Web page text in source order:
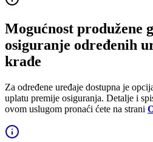
Mogućnost produžene
osiguranje određenih
krađe
Za određene uređaje dostupna je
uplatu premije osiguranja. Detalje i
ovom uslugom pronaći ćete na strani